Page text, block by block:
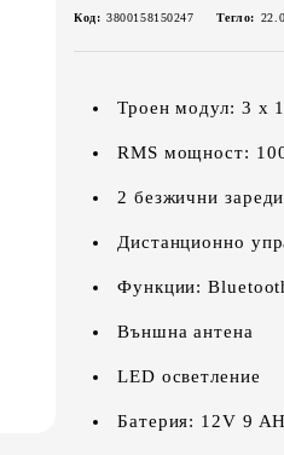
Код: 3800158150247 Тегло:
Троен модул: 3 х
RMS мощност:
2 безжични
Дистанционно
Функции:
Външна антена
LED осветление
Батерия: 12V 9 AH